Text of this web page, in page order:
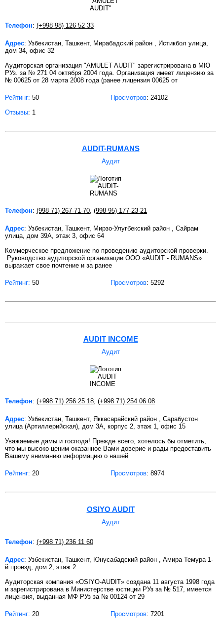
Телефон: (+998 98) 126 52 33
Адрес: Узбекистан, Ташкент, Мирабадский район , Истикбол улица,
дом 34, офис 32
Аудиторская организация "AMULET AUDIT" зарегистрирована в МЮ
РУз. за № 271 04 октября 2004 года. Организация имеет лицензию за
№ 00625 от 28 марта 2008 года (ранее лицензия 00625 от
Рейтинг: 50 Просмотров: 24102
Отзывы: 1
AUDIT-RUMANS
Аудит
Телефон: (998 71) 267-71-70 (998 95) 177-23-21
Адрес: Узбекистан, Ташкент, Мирзо-Улугбекский район , Сайрам
улица, дом 39А, этаж 3, офис 64
Коммерческое предложение no проведению аудиторской проверки.
Руководство аудиторской организации ООО «AUDIT - RUMANS»
выражает свое почтение и за ранее
Рейтинг: 50 Просмотров: 5292
AUDIT INCOME
Аудит
Телефон: (+998 71) 256 25 18 (+998 71) 254 06 08
Адрес: Узбекистан, Ташкент, Яккасарайский район , Сарабустон
улица (Артиллерийская), дом 3А, корпус 2, этаж 1, офис 15
Уважаемые дамы и господа! Прежде всего, хотелось бы отметить,
что мы высоко ценим оказанное Вами доверие и рады предоставить
Вашему вниманию информацию о нашей
Рейтинг: 20 Просмотров: 8974
OSIYO AUDIT
Аудит
Телефон: (+998 71) 236 11 60
Адрес: Узбекистан, Ташкент, Юнусабадский район , Амира Темура 1-
й проезд, дом 2, этаж 2
Аудиторская компания «OSIYO-AUDIT» создана 11 августа 1998 года
и зарегистрирована в Министерстве юстиции РУз за № 517, имеется
лицензия, выданная МФ РУз за № 00124 от 29
Рейтинг: 20 Просмотров: 7201